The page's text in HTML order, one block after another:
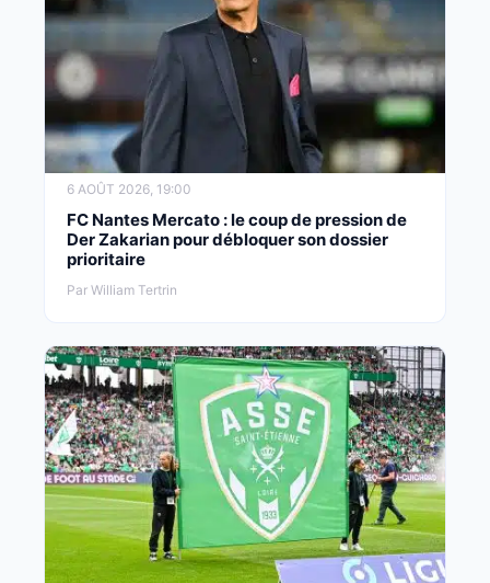
6 AOÛT 2026, 19:00
FC Nantes Mercato : le coup de pression de
Der Zakarian pour débloquer son dossier
prioritaire
Par William Tertrin